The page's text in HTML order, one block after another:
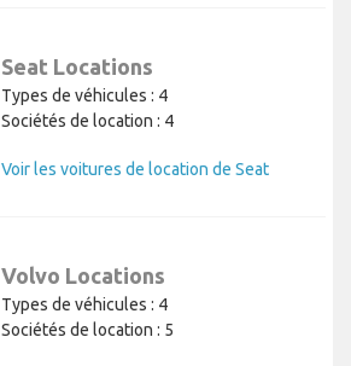
Seat Locations
Types de véhicules : 4
Sociétés de location : 4
Voir les voitures de location de Seat
Volvo Locations
Types de véhicules : 4
Sociétés de location : 5